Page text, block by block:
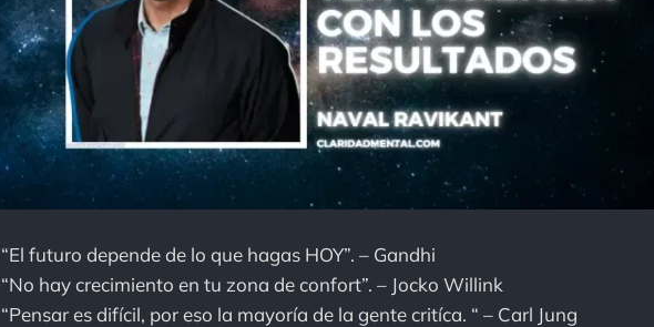
“El futuro depende de lo que hagas HOY”. – Gandhi
“No hay crecimiento en tu zona de confort”. – Jocko Willink
“Pensar es difícil, por eso la mayoría de la gente critíca. “ – Carl Jung